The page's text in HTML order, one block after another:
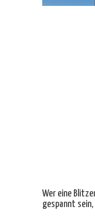
Wer eine
gespannt